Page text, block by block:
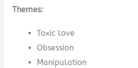
Themes:
Toxic love
Obsession
Manipulation